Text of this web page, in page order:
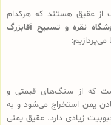
از عقیق هستند که هرکدام
نقره و تسبیح آقابزرگ
که از سنگ‌های قیمتی و
یمن استخراج می‌شود و به
زیادی دارد. عقیق یمنی